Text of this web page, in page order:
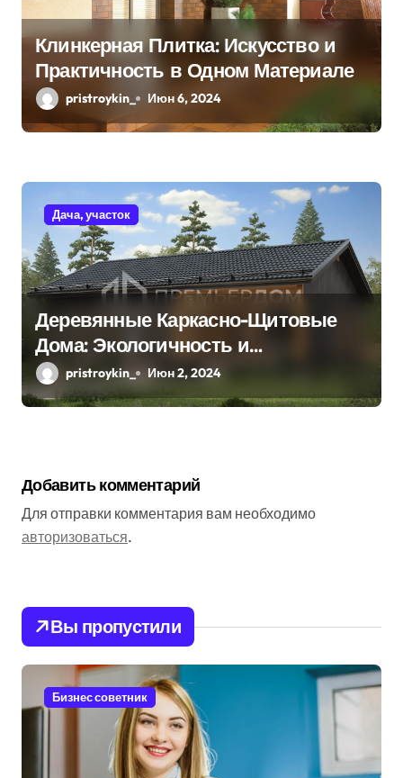
Клинкерная Плитка: Искусство и
Практичность в Одном Материале
pristroykin_ Июн 6, 2024
Дача, участок
Деревянные Каркасно-Щитовые
Дома: Экологичность и
Практичность
pristroykin_ Июн 2, 2024
Добавить комментарий
Для отправки комментария вам необходимо
авторизоваться.
Вы пропустили
Бизнес советник